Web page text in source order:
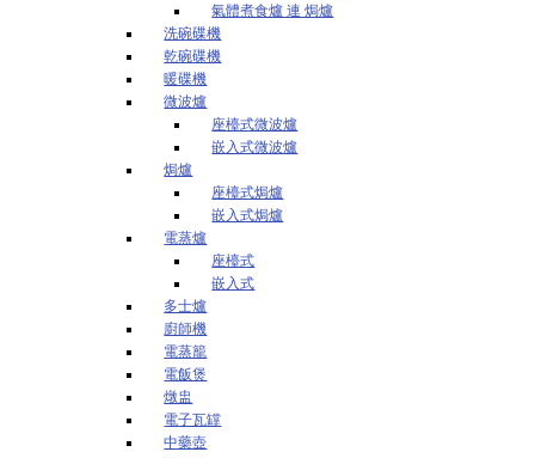
氣體煮食爐 連 焗爐
洗碗碟機
乾碗碟機
暖碟機
微波爐
座檯式微波爐
嵌入式微波爐
焗爐
座檯式焗爐
嵌入式焗爐
電蒸爐
座檯式
嵌入式
多士爐
廚師機
電蒸籠
電飯煲
燉盅
電子瓦罉
中藥壺